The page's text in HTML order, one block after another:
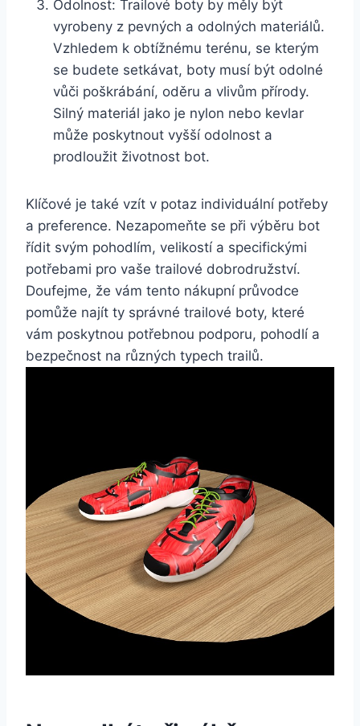
Odolnost: Trailové ‍boty by měly být
vyrobeny z ‍pevných ​a odolných materiálů.
Vzhledem​ k ⁤obtížnému terénu, se ‍kterým
se budete​ setkávat, ⁤boty musí být odolné
vůči poškrábání, oděru a vlivům přírody.
Silný materiál jako ⁢je nylon nebo kevlar
může poskytnout vyšší odolnost ‌a
prodloužit ‌životnost ​bot.
Klíčové je také vzít v potaz individuální‍ potřeby
⁢a preference.⁤ Nezapomeňte se při ‌výběru bot
‌řídit svým ‌pohodlím, velikostí a specifickými
potřebami pro vaše trailové dobrodružství.
Doufejme,‌ že vám tento nákupní průvodce
pomůže najít ty správné ​trailové⁣ boty,⁣ které
vám poskytnou potřebnou podporu, pohodlí a
bezpečnost na různých typech trailů.